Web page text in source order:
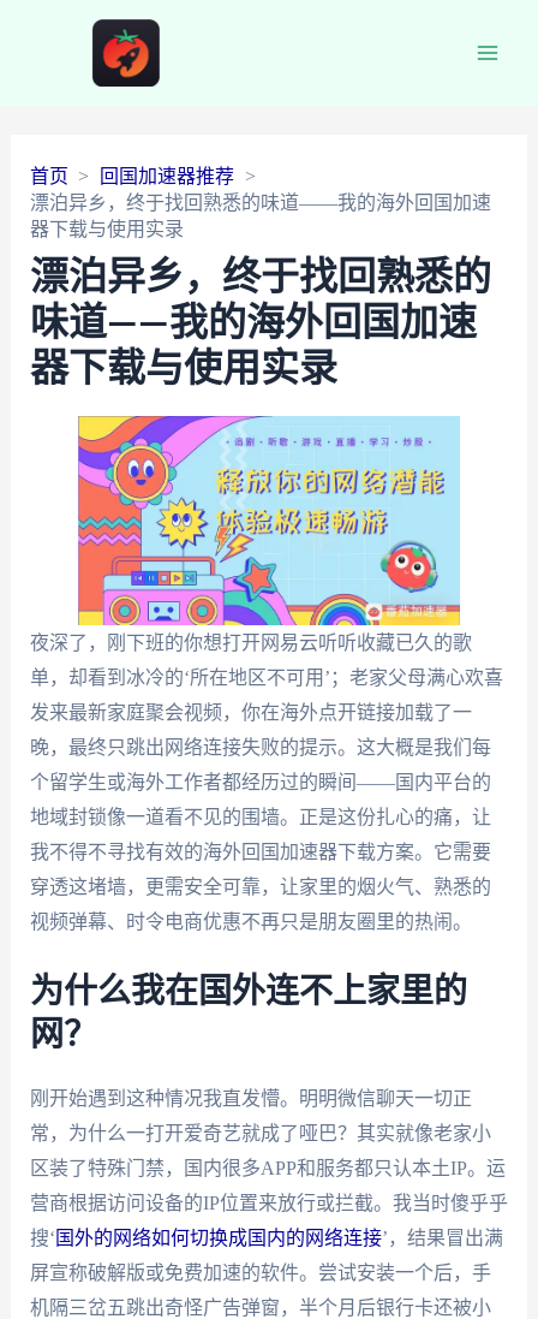
首页
回国加速器推荐
漂泊异乡，终于找回熟悉的味道——我的海外回国加速
器下载与使用实录
漂泊异乡，终于找回熟悉的
味道——我的海外回国加速
器下载与使用实录
夜深了，刚下班的你想打开网易云听听收藏已久的歌
单，却看到冰冷的‘所在地区不可用’；老家父母满心欢喜
发来最新家庭聚会视频，你在海外点开链接加载了一
晚，最终只跳出网络连接失败的提示。这大概是我们每
个留学生或海外工作者都经历过的瞬间——国内平台的
地域封锁像一道看不见的围墙。正是这份扎心的痛，让
我不得不寻找有效的海外回国加速器下载方案。它需要
穿透这堵墙，更需安全可靠，让家里的烟火气、熟悉的
视频弹幕、时令电商优惠不再只是朋友圈里的热闹。
为什么我在国外连不上家里的
网？
刚开始遇到这种情况我直发懵。明明微信聊天一切正
常，为什么一打开爱奇艺就成了哑巴？其实就像老家小
区装了特殊门禁，国内很多APP和服务都只认本土IP。运
营商根据访问设备的IP位置来放行或拦截。我当时傻乎乎
搜‘ 国外的网络如何切换成国内的网络连接’，结果冒出满
屏宣称破解版或免费加速的软件。尝试安装一个后，手
机隔三岔五跳出奇怪广告弹窗，半个月后银行卡还被小